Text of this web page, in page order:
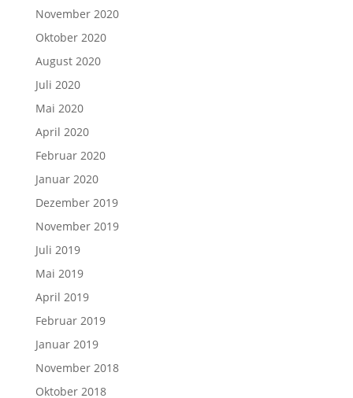
November 2020
Oktober 2020
August 2020
Juli 2020
Mai 2020
April 2020
Februar 2020
Januar 2020
Dezember 2019
November 2019
Juli 2019
Mai 2019
April 2019
Februar 2019
Januar 2019
November 2018
Oktober 2018